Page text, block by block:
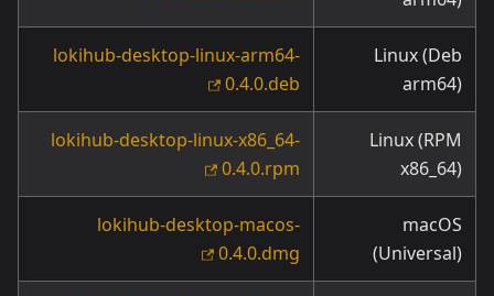
Linux (Deb
arm64)
lokihub-desktop-linux-arm64-
0.4.0.deb
Linux (RPM
x86_64)
lokihub-desktop-linux-x86_64-
0.4.0.rpm
macOS
(Universal)
lokihub-desktop-macos-
0.4.0.dmg